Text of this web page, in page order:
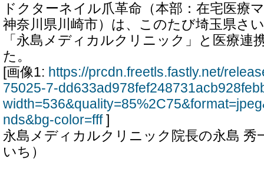
ドクターネイル爪革命（本部：在宅医療
神奈川県川崎市）は、このたび埼玉県さ
「永島メディカルクリニック」と医療連
た。
[画像1: https://prcdn.freetls.fastly.net/
75025-7-
nds&bg-color=fff]
永島メディカルクリニック院長の永島 秀
いち）